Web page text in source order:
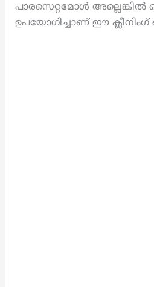
പാരസെറ്റമോൾ
ഉപയോഗിച്ചാണ് ഈ ക്ലീനിംഗ്